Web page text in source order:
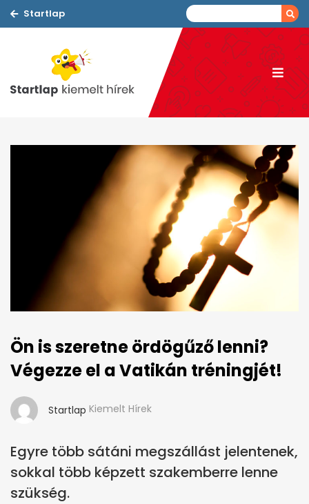
Startlap
Ön is szeretne ördögűző lenni?
Végezze el a Vatikán tréningjét!
Startlap Kiemelt Hírek
Egyre több sátáni megszállást jelentenek,
sokkal több képzett szakemberre lenne
szükség.